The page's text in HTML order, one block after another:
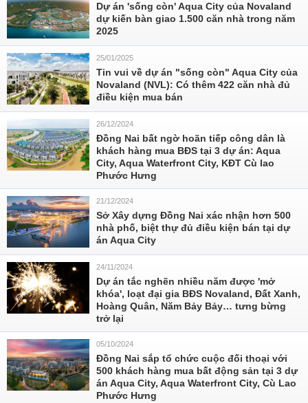
Dự án 'sống còn' Aqua City của Novaland
dự kiến bàn giao 1.500 căn nhà trong năm
2025
25/01/2025
Tin vui về dự án "sống còn" Aqua City của
Novaland (NVL): Có thêm 422 căn nhà đủ
điều kiện mua bán
26/12/2024
Đồng Nai bất ngờ hoãn tiếp công dân là
khách hàng mua BĐS tại 3 dự án: Aqua
City, Aqua Waterfront City, KĐT Cù lao
Phước Hưng
21/12/2024
Sở Xây dựng Đồng Nai xác nhận hơn 500
nhà phố, biệt thự đủ điều kiện bán tại dự
án Aqua City
24/11/2024
Dự án tắc nghẽn nhiều năm được 'mở
khóa', loạt đại gia BĐS Novaland, Đất Xanh,
Hoàng Quân, Năm Bảy Bảy… tưng bừng
trở lại
05/10/2024
Đồng Nai sắp tổ chức cuộc đối thoại với
500 khách hàng mua bất động sản tại 3 dự
án Aqua City, Aqua Waterfront City, Cù Lao
Phước Hưng